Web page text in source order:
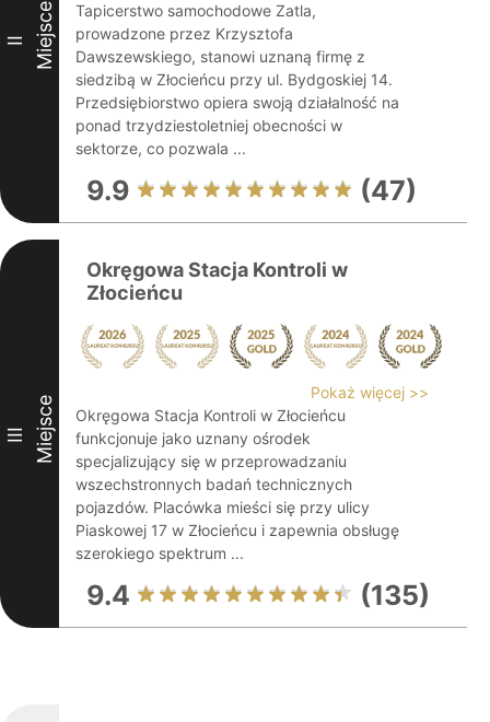
II Miejsce
Tapicerstwo samochodowe Zatla,
prowadzone przez Krzysztofa
Dawszewskiego, stanowi uznaną firmę z
siedzibą w Złocieńcu przy ul. Bydgoskiej 14.
Przedsiębiorstwo opiera swoją działalność na
ponad trzydziestoletniej obecności w
sektorze, co pozwala ...
9.9 (47)
III Miejsce
Okręgowa Stacja Kontroli w
Złocieńcu
Pokaż więcej >>
Okręgowa Stacja Kontroli w Złocieńcu
funkcjonuje jako uznany ośrodek
specjalizujący się w przeprowadzaniu
wszechstronnych badań technicznych
pojazdów. Placówka mieści się przy ulicy
Piaskowej 17 w Złocieńcu i zapewnia obsługę
szerokiego spektrum ...
9.4 (135)